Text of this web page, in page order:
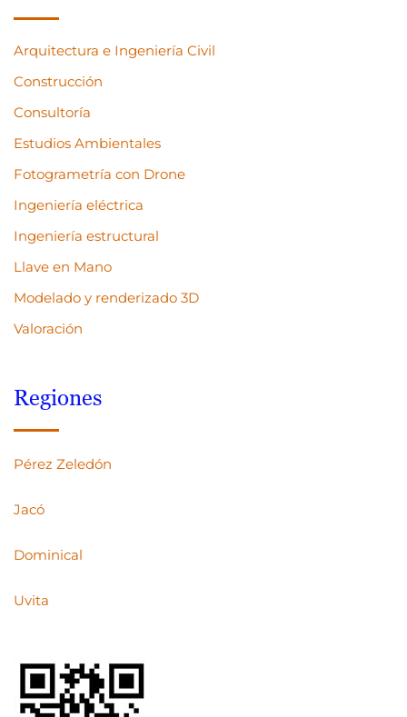
Arquitectura e Ingeniería Civil
Construcción
Consultoría
Estudios Ambientales
Fotogrametría con Drone
Ingeniería eléctrica
Ingeniería estructural
Llave en Mano
Modelado y renderizado 3D
Valoración
Regiones
Pérez Zeledón
Jacó
Dominical
Uvita